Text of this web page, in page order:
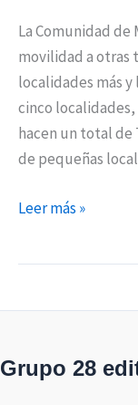
La Comunidad
movilidad a otras
localidades más y
cinco localidades,
hacen un total de
de pequeñas
Leer más »
Grupo 28